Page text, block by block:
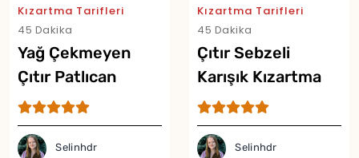
Kızartma Tarifleri
45 Dakika
Yağ Çekmeyen
Çıtır Patlıcan
Kızartması Tarifi
Selinhdr
Kızartma Tarifleri
45 Dakika
Çıtır Sebzeli
Karışık Kızartma
Tarifi
Selinhdr